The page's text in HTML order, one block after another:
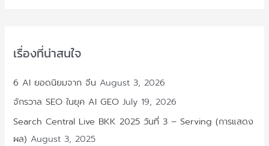
เรื่องที่น่าสนใจ
6 AI ยอดนิยมจาก จีน August 3, 2026
จักรวาล SEO ในยุค AI GEO July 19, 2026
Search Central Live BKK 2025 วันที่ 3 – Serving (การแสดง
ผล) August 3, 2025